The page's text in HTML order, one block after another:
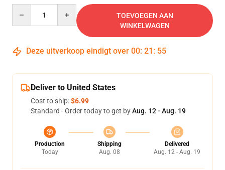
TOEVOEGEN AAN
WINKELWAGEN
Deze uitverkoop eindigt over 00: 21 : 54
Deliver to United States
Cost to ship:$6.99
Standard - Order today to get byAug. 12 - Aug. 19
Production
Today
Shipping
Aug. 08
Delivered
Aug. 12 - Aug. 19